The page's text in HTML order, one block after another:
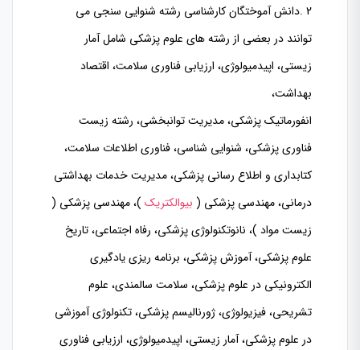
2 .دانش آموختگان کارشناسی رشته شنوایی سنجی می
توانند در بعضی از رشته های علوم پزشکی شامل آمار
زیستی، اپیدمیولوژی، ارزیابی فناوری سلامت، اقتصاد
بهداشت،
انفورماتیک پزشکی، مدیریت توانبخشی، رشته زیست
فناوری پزشکی، شنوایی شناسی، فناوری اطلاعات سلامت،
کتابداری و اطلاع رسانی پزشکی، مدیریت خدمات بهداشتی
درمانی، مهندسی پزشکی ( بیوالکتریک )، مهندسی پزشکی (
زیست مواد )، نانوتکنولوژی پزشکی، رفاه اجتماعی، تاریخ
علوم پزشکی، آموزش پزشکی، برنامه ریزی یادگیری
الکترونیکی در علوم پزشکی، سلامت سالمندی، علوم
تشریحی، فیزیولوژی، ژورنالیسم پزشکی، تکنولوژی آموزشی
در علوم پزشکی، آمار زیستی، اپیدمیولوژی، ارزیابی فناوری